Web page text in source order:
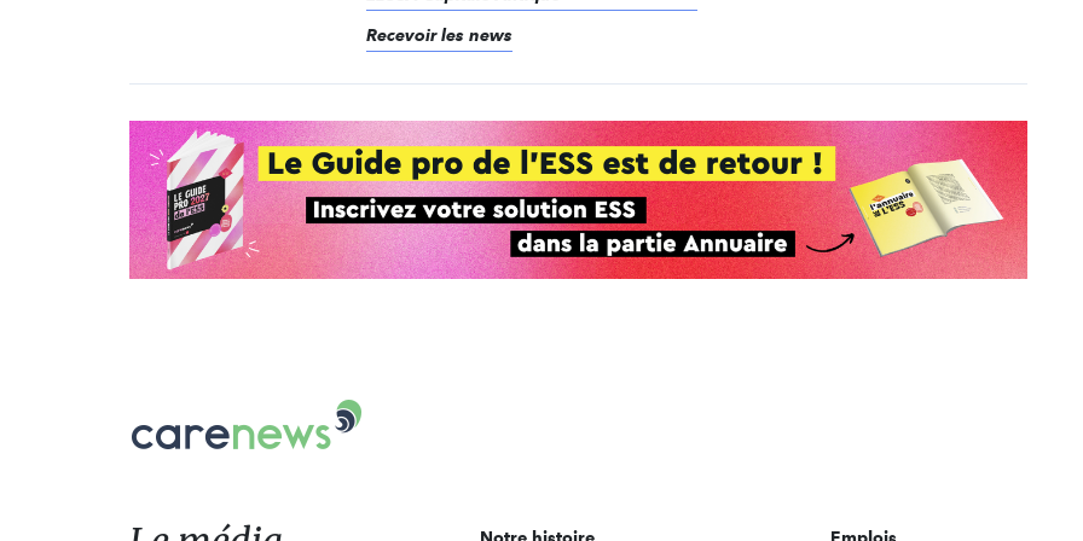
Recevoir les news
Le
acteurs